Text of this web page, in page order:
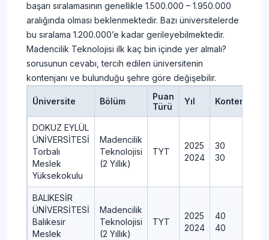
başarı sıralamasının genellikle 1.500.000 – 1.950.000
aralığında olması beklenmektedir. Bazı üniversitelerde
bu sıralama 1.200.000’e kadar gerileyebilmektedir.
Madencilik Teknolojisi ilk kaç bin içinde yer almalı?
sorusunun cevabı, tercih edilen üniversitenin
kontenjanı ve bulunduğu şehre göre değişebilir.
Üniversite Bölüm
Puan
Türü
Yıl Kontenjan
DOKUZ EYLÜL
ÜNİVERSİTESİ
Torbalı
Meslek
Yüksekokulu
Madencilik
Teknolojisi
(2 Yıllık)
TYT
2025
2024
30
30
BALIKESİR
ÜNİVERSİTESİ
Balıkesir
Meslek
Madencilik
Teknolojisi
(2 Yıllık)
TYT
2025
2024
40
40